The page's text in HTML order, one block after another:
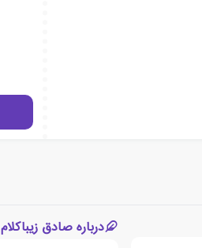
درباره صادق زیباکلام